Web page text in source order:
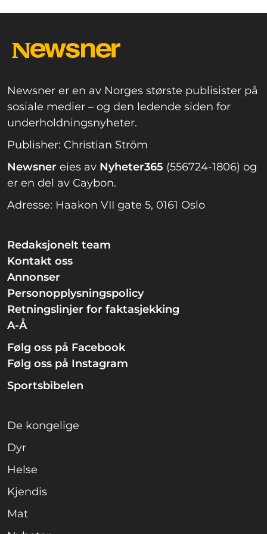
Newsner er en av Norges største publisister på
sosiale medier – og den ledende siden for
underholdningsnyheter.
Publisher: Christian Ström
Newsner eies av Nyheter365 (556724-1806) og
er en del av Caybon.
Adresse: Haakon VII gate 5, 0161 Oslo
Redaksjonelt team
Kontakt oss
Annonser
Personopplysningspolicy
Retningslinjer for faktasjekking
A-Å
Følg oss på Facebook
Følg oss på Instagram
Sportsbibelen
De kongelige
Dyr
Helse
Kjendis
Mat